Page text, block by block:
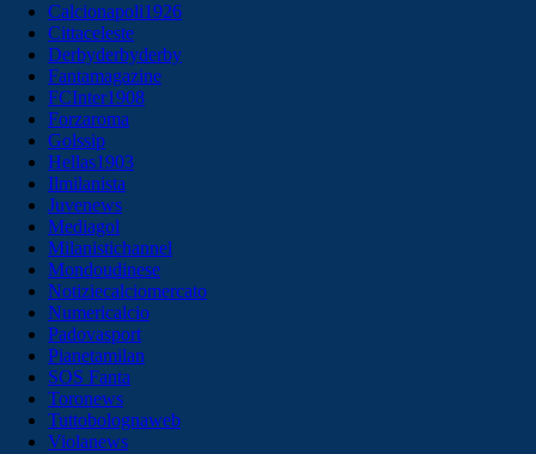
Calcionapoli1926
Cittaceleste
Derbyderbyderby
Fantamagazine
FCInter1908
Forzaroma
Golssip
Hellas1903
Ilmilanista
Juvenews
Mediagol
Milanistichannel
Mondoudinese
Notiziecalciomercato
Numericalcio
Padovasport
Pianetamilan
SOS Fanta
Toronews
Tuttobolognaweb
Violanews